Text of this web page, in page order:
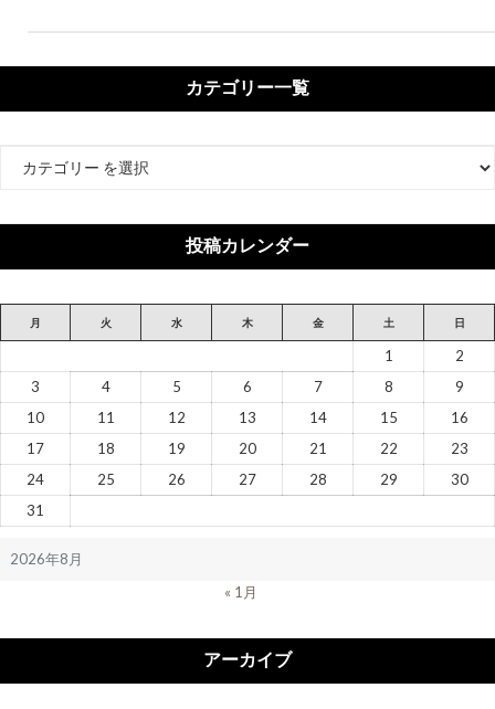
カテゴリー一覧
リ
投稿カレンダー
2026年8月
月 火 水 木 金 土 日
1
2
3
4 5 6 7 8
9
10
11 12 13 14 15
16
17
18 19 20 21 22
23
24
25 26 27 28 29
30
31
« 1月
アーカイブ